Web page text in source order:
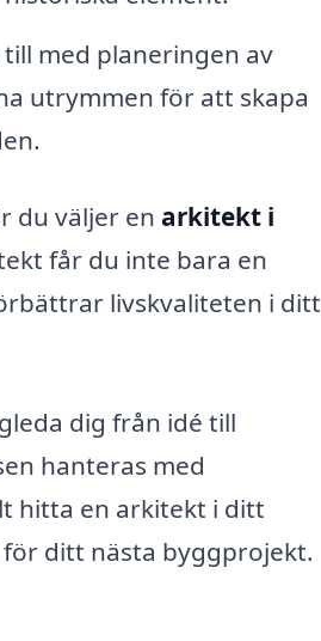
med planeringen av
utrymmen för att skapa
du väljer en arkitekt i
får du inte bara en
livskvaliteten i ditt
dig från idé till
hanteras med
hitta en arkitekt i ditt
ditt nästa byggprojekt.